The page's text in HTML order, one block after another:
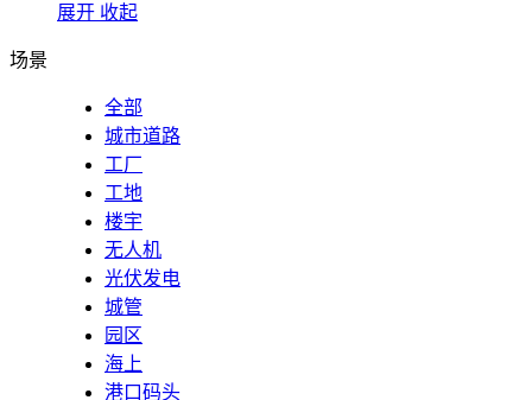
展开 收起
场景
全部
城市道路
工厂
工地
楼宇
无人机
光伏发电
城管
园区
海上
港口码头